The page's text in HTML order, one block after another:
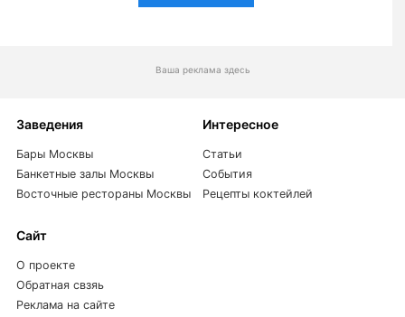
Ваша реклама здесь
Заведения
Бары Москвы
Банкетные залы Москвы
Восточные рестораны Москвы
Интересное
Статьи
События
Рецепты коктейлей
Сайт
О проекте
Обратная свзяь
Реклама на сайте